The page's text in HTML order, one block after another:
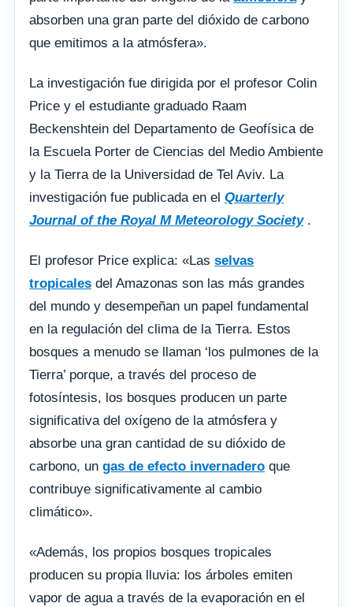
absorben una gran parte del dióxido de carbono
que emitimos a la atmósfera».
La investigación fue dirigida por el profesor Colin
Price y el estudiante graduado Raam
Beckenshtein del Departamento de Geofísica de
la Escuela Porter de Ciencias del Medio Ambiente
y la Tierra de la Universidad de Tel Aviv. La
investigación fue publicada en el Quarterly
Journal of the Royal M Meteorology Society.
El profesor Price explica: «Las selvas
tropicales del Amazonas son las más grandes
del mundo y desempeñan un papel fundamental
en la regulación del clima de la Tierra. Estos
bosques a menudo se llaman ‘los pulmones de la
Tierra’ porque, a través del proceso de
fotosíntesis, los bosques producen un parte
significativa del oxígeno de la atmósfera y
absorbe una gran cantidad de su dióxido de
carbono, un gas de efecto invernadero que
contribuye significativamente al cambio
climático».
«Además, los propios bosques tropicales
producen su propia lluvia: los árboles emiten
vapor de agua a través de la evaporación en el